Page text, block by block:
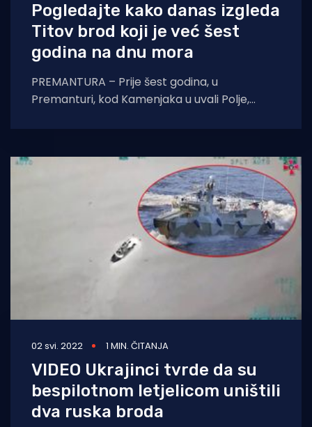
Pogledajte kako danas izgleda
Titov brod koji je već šest
godina na dnu mora
PREMANTURA – Prije šest godina, u
Premanturi, kod Kamenjaka u uvali Polje,
Puljanina Arsena
02 svi. 2022 1 MIN. ČITANJA
VIDEO Ukrajinci tvrde da su
bespilotnom letjelicom uništili
dva ruska broda